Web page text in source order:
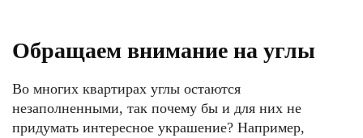
Обращаем внимание на углы
Во многих квартирах углы остаются
незаполненными, так почему бы и для них не
придумать интересное украшение? Например,